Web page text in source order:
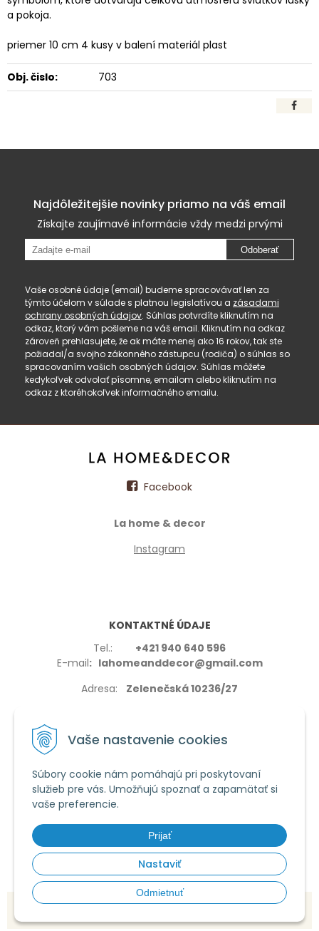
Vaše nastavenie cookies
Súbory cookie nám pomáhajú pri poskytovaní
služieb pre vás. Umožňujú spoznať a zapamätať si
vaše preferencie.
Prijať
Nastaviť
Odmietnuť
a pokoja.
priemer 10 cm 4 kusy v balení materiál plast
Obj. čislo: 703
Najdôležitejšie novinky priamo na váš email
Získajte zaujímavé informácie vždy medzi prvými
Odoberať
Vaše osobné údaje (email) budeme spracovávať len za
týmto účelom v súlade s platnou legislatívou a zásadami
ochrany osobných údajov. Súhlas potvrdíte kliknutím na
odkaz, ktorý vám pošleme na váš email. Kliknutím na odkaz
zároveň prehlasujete, že ak máte menej ako 16 rokov, tak ste
požiadal/a svojho zákonného zástupcu (rodiča) o súhlas so
spracovaním vašich osobných údajov. Súhlas môžete
kedykoľvek odvolať písomne, emailom alebo kliknutím na
odkaz z ktoréhokoľvek informačného emailu.
Facebook
La home & decor
Instagram
KONTAKTNÉ ÚDAJE
Tel.: +421 940 640 596
E-mail: lahomeanddecor@gmail.com
Adresa: Zelenečská 10236/27
VŠETKO O NÁKUPE
Používanie cookies
Obchodné podmienky
© 2026 La home & decor •tvorba eshopu cez UNIobchod,webhosting